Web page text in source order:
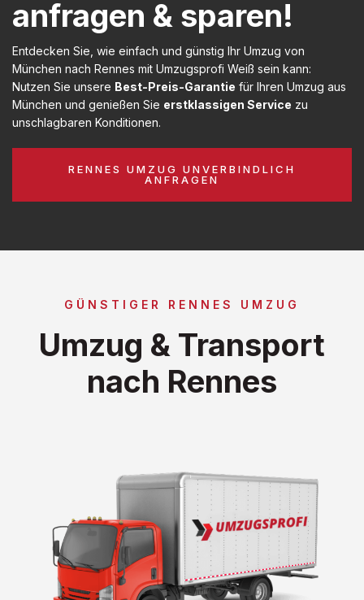
anfragen & sparen!
Entdecken Sie, wie einfach und günstig Ihr Umzug von
München nach Rennes mit Umzugsprofi Weiß sein kann:
Nutzen Sie unsere Best-Preis-Garantie für Ihren Umzug aus
München und genießen Sie erstklassigen Service zu
unschlagbaren Konditionen.
RENNES UMZUG UNVERBINDLICH
ANFRAGEN
GÜNSTIGER RENNES UMZUG
Umzug & Transport
nach Rennes